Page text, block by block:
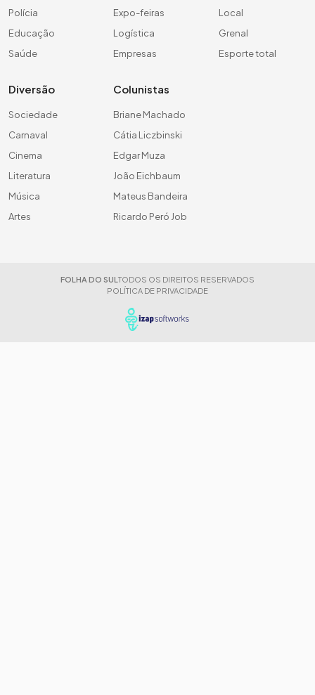
Polícia
Educação
Saúde
Expo-feiras
Logística
Empresas
Local
Grenal
Esporte total
Diversão
Sociedade
Carnaval
Cinema
Literatura
Música
Artes
Colunistas
Briane Machado
Cátia Liczbinski
Edgar Muza
João Eichbaum
Mateus Bandeira
Ricardo Peró Job
FOLHA DO SUL TODOS OS DIREITOS RESERVADOS
POLÍTICA DE PRIVACIDADE